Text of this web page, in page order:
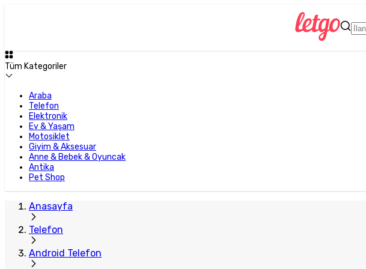
Tüm Kategoriler
Araba
Telefon
Elektronik
Ev & Yaşam
Motosiklet
Giyim & Aksesuar
Anne & Bebek & Oyuncak
Antika
Pet Shop
Anasayfa
Telefon
Android Telefon